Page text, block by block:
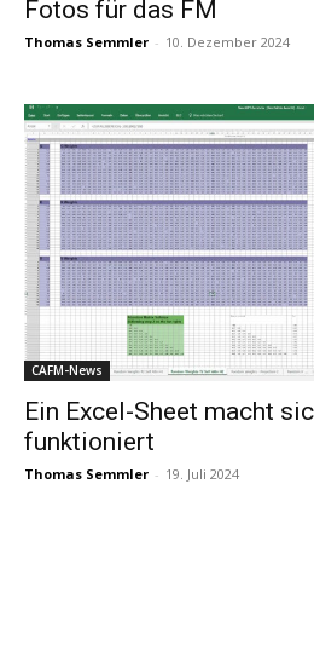
Fotos für das FM
Thomas Semmler - 10. Dezember 2024
CAFM-News
Ein Excel-Sheet macht
funktioniert
Thomas Semmler - 19. Juli 2024